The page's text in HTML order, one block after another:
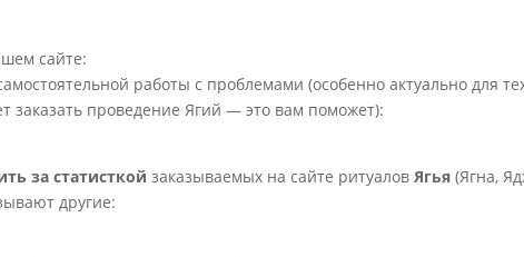
сайте:
работы с проблемами (особенно актуально для
проведение Ягий — это вам поможет):
за статисткойзаказываемых на сайте ритуаловЯгья(Ягна,
другие: